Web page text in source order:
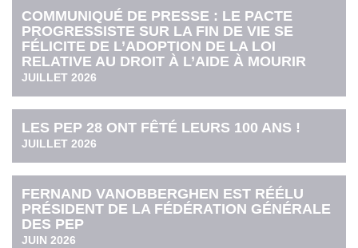
COMMUNIQUÉ DE PRESSE : LE PACTE
PROGRESSISTE SUR LA FIN DE VIE SE
FÉLICITE DE L’ADOPTION DE LA LOI
RELATIVE AU DROIT À L’AIDE À MOURIR
JUILLET 2026
LES PEP 28 ONT FÊTÉ LEURS 100 ANS !
JUILLET 2026
FERNAND VANOBBERGHEN EST RÉÉLU
PRÉSIDENT DE LA FÉDÉRATION GÉNÉRALE
DES PEP
JUIN 2026